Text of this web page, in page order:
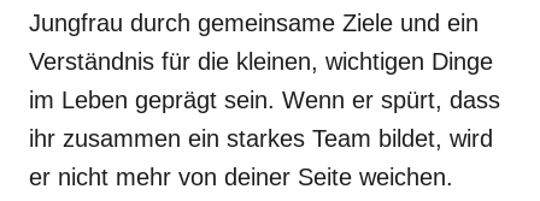
Jungfrau durch gemeinsame Ziele und ein
Verständnis für die kleinen, wichtigen Dinge
im Leben geprägt sein. Wenn er spürt, dass
ihr zusammen ein starkes Team bildet, wird
er nicht mehr von deiner Seite weichen.